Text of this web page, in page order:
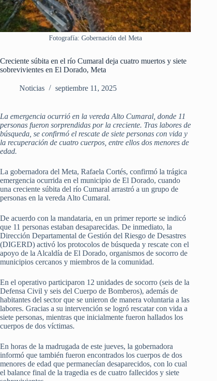
Fotografía: Gobernación del Meta
Creciente súbita en el río Cumaral deja cuatro muertos y siete
sobrevivientes en El Dorado, Meta
Noticias septiembre 11, 2025
La emergencia ocurrió en la vereda Alto Cumaral, donde 11
personas fueron sorprendidas por la creciente. Tras labores de
búsqueda, se confirmó el rescate de siete personas con vida y
la recuperación de cuatro cuerpos, entre ellos dos menores de
edad.
La gobernadora del Meta, Rafaela Cortés, confirmó la trágica
emergencia ocurrida en el municipio de El Dorado, cuando
una creciente súbita del río Cumaral arrastró a un grupo de
personas en la vereda Alto Cumaral.
De acuerdo con la mandataria, en un primer reporte se indicó
que 11 personas estaban desaparecidas. De inmediato, la
Dirección Departamental de Gestión del Riesgo de Desastres
(DIGERD) activó los protocolos de búsqueda y rescate con el
apoyo de la Alcaldía de El Dorado, organismos de socorro de
municipios cercanos y miembros de la comunidad.
En el operativo participaron 12 unidades de socorro (seis de la
Defensa Civil y seis del Cuerpo de Bomberos), además de
habitantes del sector que se unieron de manera voluntaria a las
labores. Gracias a su intervención se logró rescatar con vida a
siete personas, mientras que inicialmente fueron hallados los
cuerpos de dos víctimas.
En horas de la madrugada de este jueves, la gobernadora
informó que también fueron encontrados los cuerpos de dos
menores de edad que permanecían desaparecidos, con lo cual
el balance final de la tragedia es de cuatro fallecidos y siete